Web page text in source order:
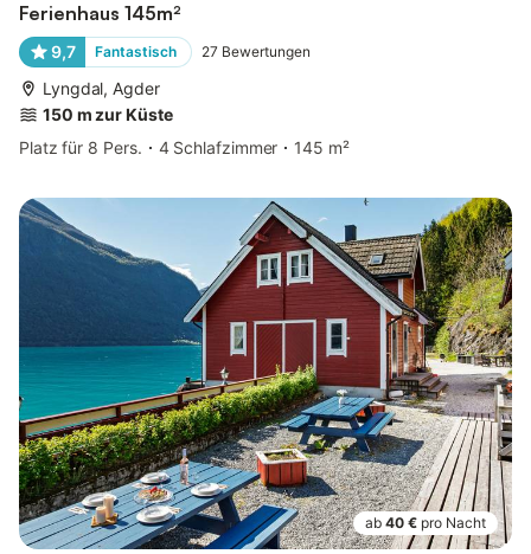
Ferienhaus 145m²
9,7 Fantastisch 27 Bewertungen
Lyngdal, Agder
150 m zur Küste
Platz für 8 Pers.
4 Schlafzimmer 145 m²
ab 40 € pro Nacht